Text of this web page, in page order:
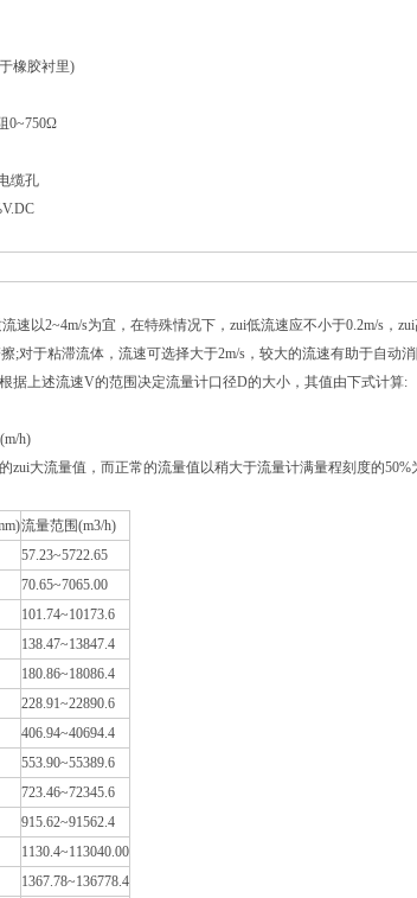
橡胶衬里)
0~750Ω
缆孔
速以2~4m/s为宜，在特殊情况下，zui低流速应不小于0.2m/s，
;对于粘滞流体，流速可选择大于2m/s，较大的流速有助于自动
据上述流速V的范围决定流量计口径D的大小，其值由下式计算:
h)
zui大流量值，而正常的流量值以稍大于流量计满量程刻度的50%
流量范围(m3/h)
57.23~5722.65
70.65~7065.00
101.74~10173.6
138.47~13847.4
180.86~18086.4
228.91~22890.6
406.94~40694.4
553.90~55389.6
723.46~72345.6
915.62~91562.4
1130.4~113040.00
1367.78~136778.4